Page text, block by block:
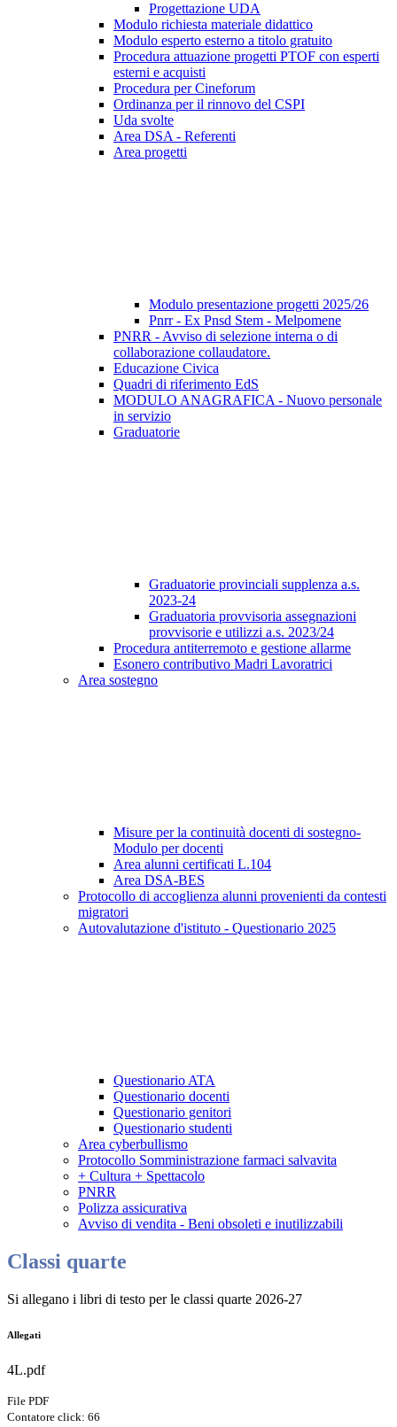
Progettazione UDA
Modulo richiesta materiale didattico
Modulo esperto esterno a titolo gratuito
Procedura attuazione progetti PTOF con esperti
esterni e acquisti
Procedura per Cineforum
Ordinanza per il rinnovo del CSPI
Uda svolte
Area DSA - Referenti
Area progetti
Modulo presentazione progetti 2025/26
Pnrr - Ex Pnsd Stem - Melpomene
PNRR - Avviso di selezione interna o di
collaborazione collaudatore.
Educazione Civica
Quadri di riferimento EdS
MODULO ANAGRAFICA - Nuovo personale
in servizio
Graduatorie
Graduatorie provinciali supplenza a.s.
2023-24
Graduatoria provvisoria assegnazioni
provvisorie e utilizzi a.s. 2023/24
Procedura antiterremoto e gestione allarme
Esonero contributivo Madri Lavoratrici
Area sostegno
Misure per la continuità docenti di sostegno-
Modulo per docenti
Area alunni certificati L.104
Area DSA-BES
Protocollo di accoglienza alunni provenienti da contesti
migratori
Autovalutazione d'istituto - Questionario 2025
Questionario ATA
Questionario docenti
Questionario genitori
Questionario studenti
Area cyberbullismo
Protocollo Somministrazione farmaci salvavita
+ Cultura + Spettacolo
PNRR
Polizza assicurativa
Avviso di vendita - Beni obsoleti e inutilizzabili
Classi quarte
Si allegano i libri di testo per le classi quarte 2026-27
Allegati
4L.pdf
File PDF
Contatore click: 66